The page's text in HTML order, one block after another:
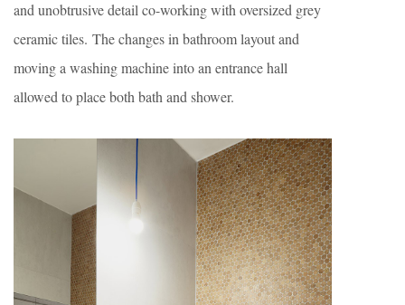
and unobtrusive detail co-working with oversized grey
ceramic tiles. The changes in bathroom layout and
moving a washing machine into an entrance hall
allowed to place both bath and shower.